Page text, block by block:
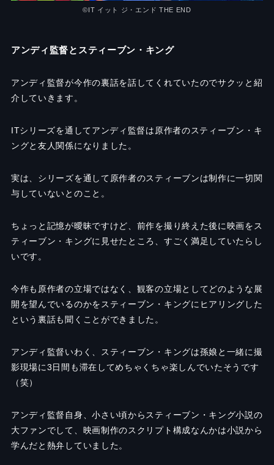
©︎IT イット ジ・エンド THE END
アンディ監督とスティーブン・キング
アンディ監督が今作の裏話を話してくれていたのでサクッと紹
介していきます。
ITシリーズを通してアンディ監督は原作者のスティーブン・キ
ングと友人関係になりました。
実は、シリーズを通して原作者のスティーブンは制作に一切関
与していないとのこと。
ちょっと記憶が曖昧ですけど、前作を撮り終えた後に映画をス
ティーブン・キングに見せたところ、すごく満足していたらし
いです。
今作も原作者の立場ではなく、観客の立場としてどのような展
開を望んでいるのかをスティーブン・キングにヒアリングした
という裏話も聞くことができました。
アンディ監督いわく、スティーブン・キングは孫娘と一緒に撮
影現場に3日間も滞在してめちゃくちゃ楽しんでいたそうです
（笑）
アンディ監督自身、小さい頃からスティーブン・キング小説の
大ファンでして、映画制作のスクリプト構成なんかは小説から
学んだと熱弁していました。